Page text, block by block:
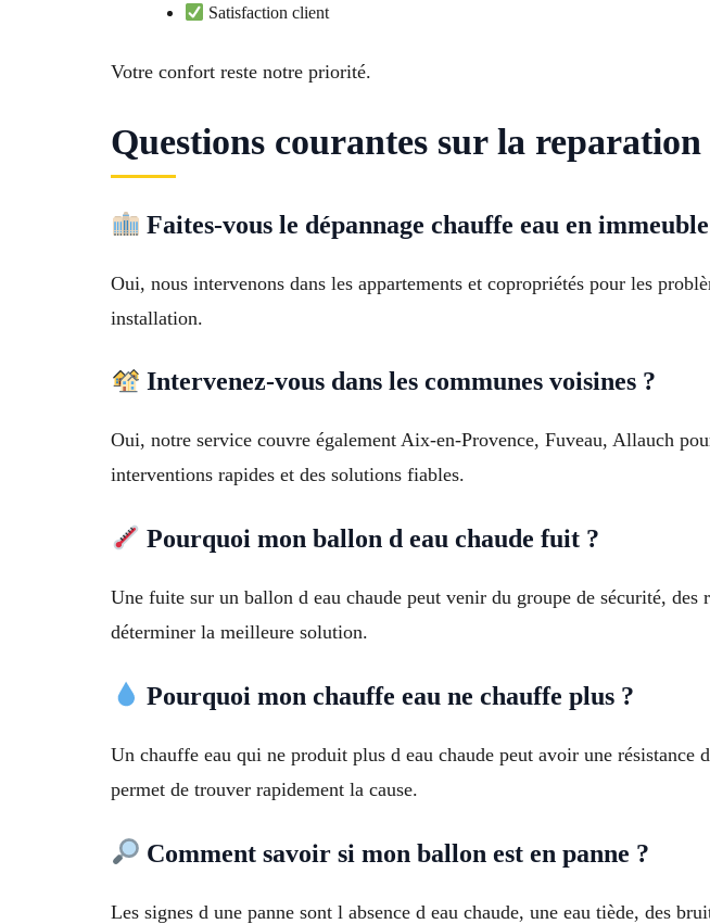
Satisfaction client
Votre confort reste notre priorité.
Questions courantes sur la reparation
Faites-vous le dépannage chauffe eau en
Oui, nous intervenons dans les appartements et copropriétés pour les
installation.
Intervenez-vous dans les communes voisines ?
Oui, notre service couvre également Aix-en-Provence, Fuveau, Allauch
interventions rapides et des solutions fiables.
Pourquoi mon ballon d eau chaude fuit ?
Une fuite sur un ballon d eau chaude peut venir du groupe de sécurité,
déterminer la meilleure solution.
Pourquoi mon chauffe eau ne chauffe plus ?
Un chauffe eau qui ne produit plus d eau chaude peut avoir une
permet de trouver rapidement la cause.
Comment savoir si mon ballon est en panne ?
Les signes d une panne sont l absence d eau chaude, une eau tiède, des